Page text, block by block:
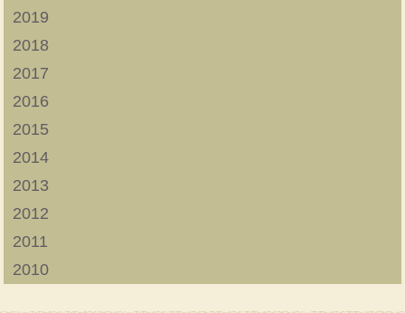
2019
2018
2017
2016
2015
2014
2013
2012
2011
2010